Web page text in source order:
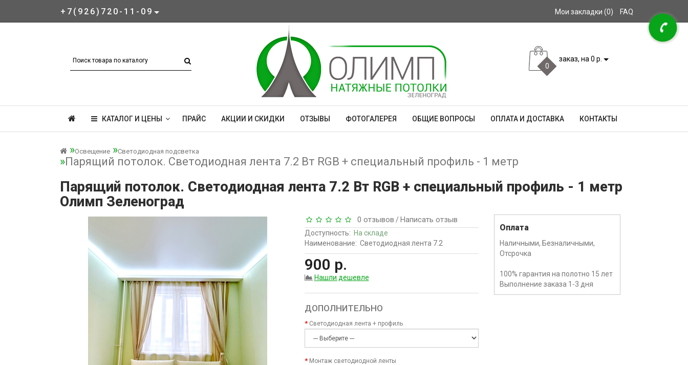
+7(926)720-11-09 Мои закладки (0) FAQ
0
заказ, на 0 р.
КАТАЛОГ И ЦЕНЫ ПРАЙС АКЦИИ И СКИДКИ ОТЗЫВЫ ФОТОГАЛЕРЕЯ ОБЩИЕ ВОПРОСЫ ОПЛАТА И ДОСТАВКА КОНТАКТЫ
Освещение Светодиодная подсветка
Парящий потолок. Светодиодная лента 7.2 Вт RGB + специальный профиль - 1 метр
Парящий потолок. Светодиодная лента 7.2 Вт RGB + специальный профиль - 1 метр
Олимп Зеленоград
0 отзывов / Написать отзыв
Доступность: На складе
Наименование: Светодиодная лента 7.2
900 р.
Нашли дешевле
ДОПОЛНИТЕЛЬНО
Светодиодная лента + профиль
Монтаж светодиодной ленты
Оплата
Наличными, Безналичными,
Отсрочка
100% гарантия на полотно 15 лет
Выполнение заказа 1-3 дня